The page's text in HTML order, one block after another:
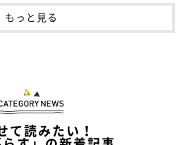
もっと見る
て読みたい！